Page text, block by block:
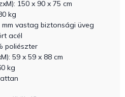
150 x 90 x 75 cm
kg
vastag biztonsági üveg
acél
poliészter
59 x 59 x 88 cm
kg